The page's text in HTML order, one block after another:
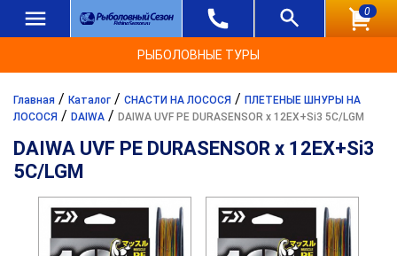
0
РЫБОЛОВНЫЕ ТУРЫ
Главная / Каталог / СНАСТИ НА ЛОСОСЯ / ПЛЕТЕНЫЕ ШНУРЫ НА
ЛОСОСЯ / DAIWA / DAIWA UVF PE DURASENSOR x 12EX+Si3 5C/LGM
DAIWA UVF PE DURASENSOR x 12EX+Si3
5C/LGM